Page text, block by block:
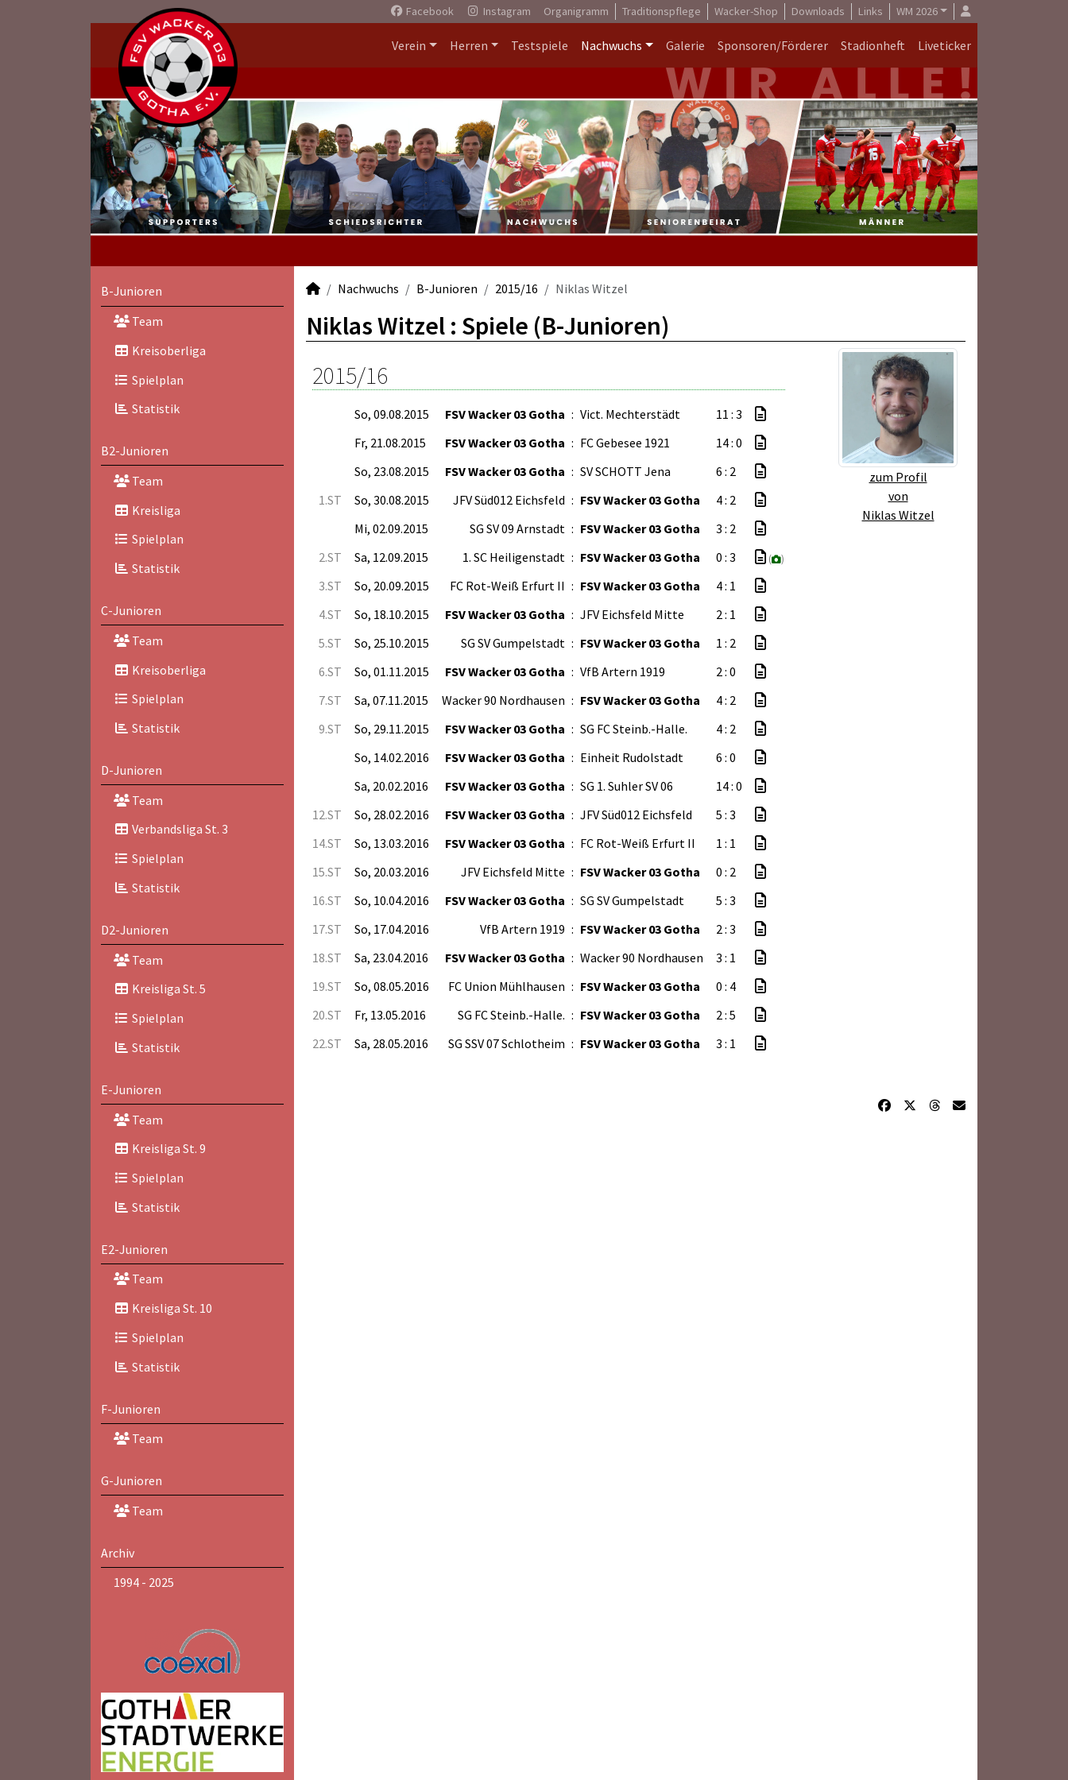
Facebook Instagram Organigramm Traditionspflege Wacker-Shop Downloads Links WM 2026
Verein Herren Testspiele Nachwuchs Galerie Sponsoren/Förderer Stadionheft Liveticker
B-Junioren
Team
Kreisoberliga
Spielplan
Statistik
B2-Junioren
Team
Kreisliga
Spielplan
Statistik
C-Junioren
Team
Kreisoberliga
Spielplan
Statistik
D-Junioren
Team
Verbandsliga St. 3
Spielplan
Statistik
D2-Junioren
Team
Kreisliga St. 5
Spielplan
Statistik
E-Junioren
Team
Kreisliga St. 9
Spielplan
Statistik
E2-Junioren
Team
Kreisliga St. 10
Spielplan
Statistik
F-Junioren
Team
G-Junioren
Team
Archiv
1994 - 2025
Nachwuchs B-Junioren 2015/16 Niklas Witzel
Niklas Witzel : Spiele (B-Junioren)
zum Profil
von
Niklas Witzel
2015/16
So, 09.08.2015 FSV Wacker 03 Gotha : Vict. Mechterstädt
11 : 3
Fr, 21.08.2015
FSV Wacker 03 Gotha : FC Gebesee 1921
14 : 0
So, 23.08.2015
FSV Wacker 03 Gotha : SV SCHOTT Jena
6 : 2
1.ST
So, 30.08.2015 JFV Süd012 Eichsfeld : FSV Wacker 03 Gotha
4 : 2
Mi, 02.09.2015
SG SV 09 Arnstadt : FSV Wacker 03 Gotha
3 : 2
2.ST
Sa, 12.09.2015 1. SC Heiligenstadt : FSV Wacker 03 Gotha 0 : 3 ( )
3.ST So, 20.09.2015 FC Rot-Weiß Erfurt II : FSV Wacker 03 Gotha
4 : 1
4.ST
So, 18.10.2015 FSV Wacker 03 Gotha : JFV Eichsfeld Mitte
2 : 1
5.ST
So, 25.10.2015 SG SV Gumpelstadt : FSV Wacker 03 Gotha
1 : 2
6.ST
So, 01.11.2015 FSV Wacker 03 Gotha : VfB Artern 1919
2 : 0
7.ST
Sa, 07.11.2015 Wacker 90 Nordhausen : FSV Wacker 03 Gotha
4 : 2
9.ST
So, 29.11.2015 FSV Wacker 03 Gotha : SG FC Steinb.-Halle.
4 : 2
So, 14.02.2016
FSV Wacker 03 Gotha : Einheit Rudolstadt
6 : 0
Sa, 20.02.2016
FSV Wacker 03 Gotha : SG 1. Suhler SV 06
14 : 0
12.ST
So, 28.02.2016 FSV Wacker 03 Gotha : JFV Süd012 Eichsfeld
5 : 3
14.ST
So, 13.03.2016 FSV Wacker 03 Gotha : FC Rot-Weiß Erfurt II
1 : 1
15.ST
So, 20.03.2016 JFV Eichsfeld Mitte : FSV Wacker 03 Gotha
0 : 2
16.ST
So, 10.04.2016 FSV Wacker 03 Gotha : SG SV Gumpelstadt
5 : 3
17.ST
So, 17.04.2016 VfB Artern 1919 : FSV Wacker 03 Gotha
2 : 3
18.ST
Sa, 23.04.2016 FSV Wacker 03 Gotha : Wacker 90 Nordhausen
3 : 1
19.ST
So, 08.05.2016 FC Union Mühlhausen : FSV Wacker 03 Gotha
0 : 4
20.ST
Fr, 13.05.2016 SG FC Steinb.-Halle. : FSV Wacker 03 Gotha
2 : 5
22.ST
Sa, 28.05.2016 SG SSV 07 Schlotheim : FSV Wacker 03 Gotha 3 : 1